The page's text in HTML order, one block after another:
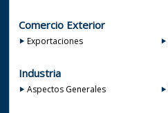
Comercio Exterior
Exportaciones
Industria
Aspectos Generales